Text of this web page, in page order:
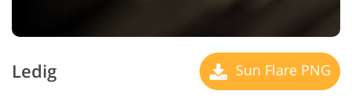
Ledig Sun Flare PNG